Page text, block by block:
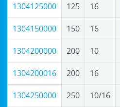
1304125000 125 16
1304150000 150 16
1304200000 200 10
1304200016 200 16
1304250000 250 10/16